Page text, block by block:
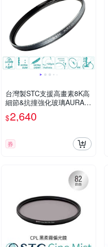
台灣製STC支援高畫素8K高
細節&抗撞強化玻璃AURA 7
7mm保護鏡77mm濾鏡(超
低光程差;99.5%透光率;德國
$2,640
券